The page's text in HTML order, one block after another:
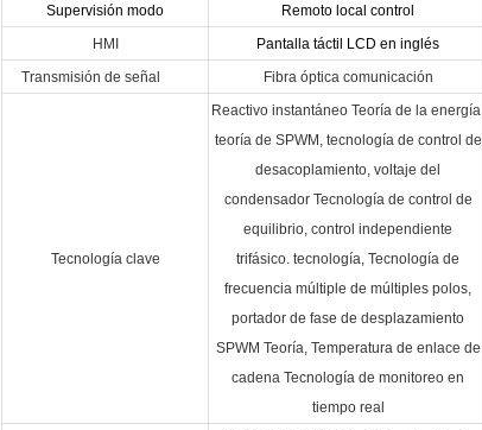
Supervisión modo
Remoto local control
HMI
Pantalla táctil LCD en inglés
Transmisión de señal
Fibra óptica comunicación
Tecnología clave
Reactivo instantáneo Teoría de la energía,
teoría de SPWM, tecnología de control de
desacoplamiento, voltaje del
condensador Tecnología de control de
equilibrio, control independiente
trifásico. tecnología, Tecnología de
frecuencia múltiple de múltiples polos,
portador de fase de desplazamiento
SPWM Teoría, Temperatura de enlace de
cadena Tecnología de monitoreo en
tiempo real